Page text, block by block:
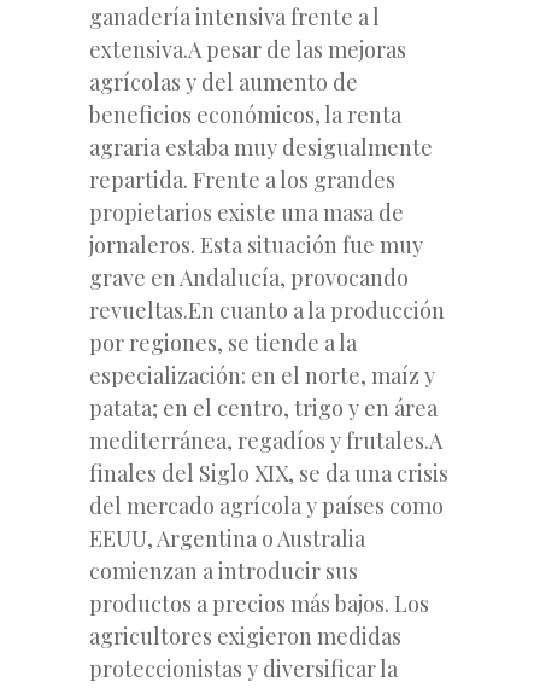
ganadería intensiva frente a l
extensiva.A pesar de las mejoras
agrícolas y del aumento de
beneficios económicos, la renta
agraria estaba muy desigualmente
repartida. Frente a los grandes
propietarios existe una masa de
jornaleros. Esta situación fue muy
grave en Andalucía, provocando
revueltas.En cuanto a la producción
por regiones, se tiende a la
especialización: en el norte, maíz y
patata; en el centro, trigo y en área
mediterránea, regadíos y frutales.A
finales del Siglo XIX, se da una crisis
del mercado agrícola y países como
EEUU, Argentina o Australia
comienzan a introducir sus
productos a precios más bajos. Los
agricultores exigieron medidas
proteccionistas y diversificar la